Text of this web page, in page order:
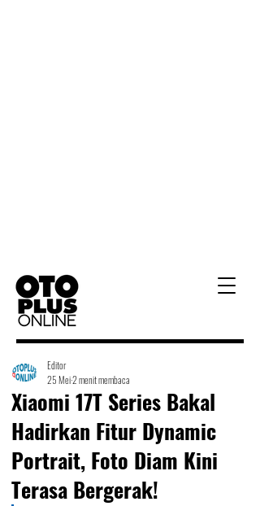
Xiaomi 17T Series Bakal
Hadirkan Fitur Dynamic
Portrait, Foto Diam Kini
Terasa Bergerak!
Editor
25 Mei2 menit membaca